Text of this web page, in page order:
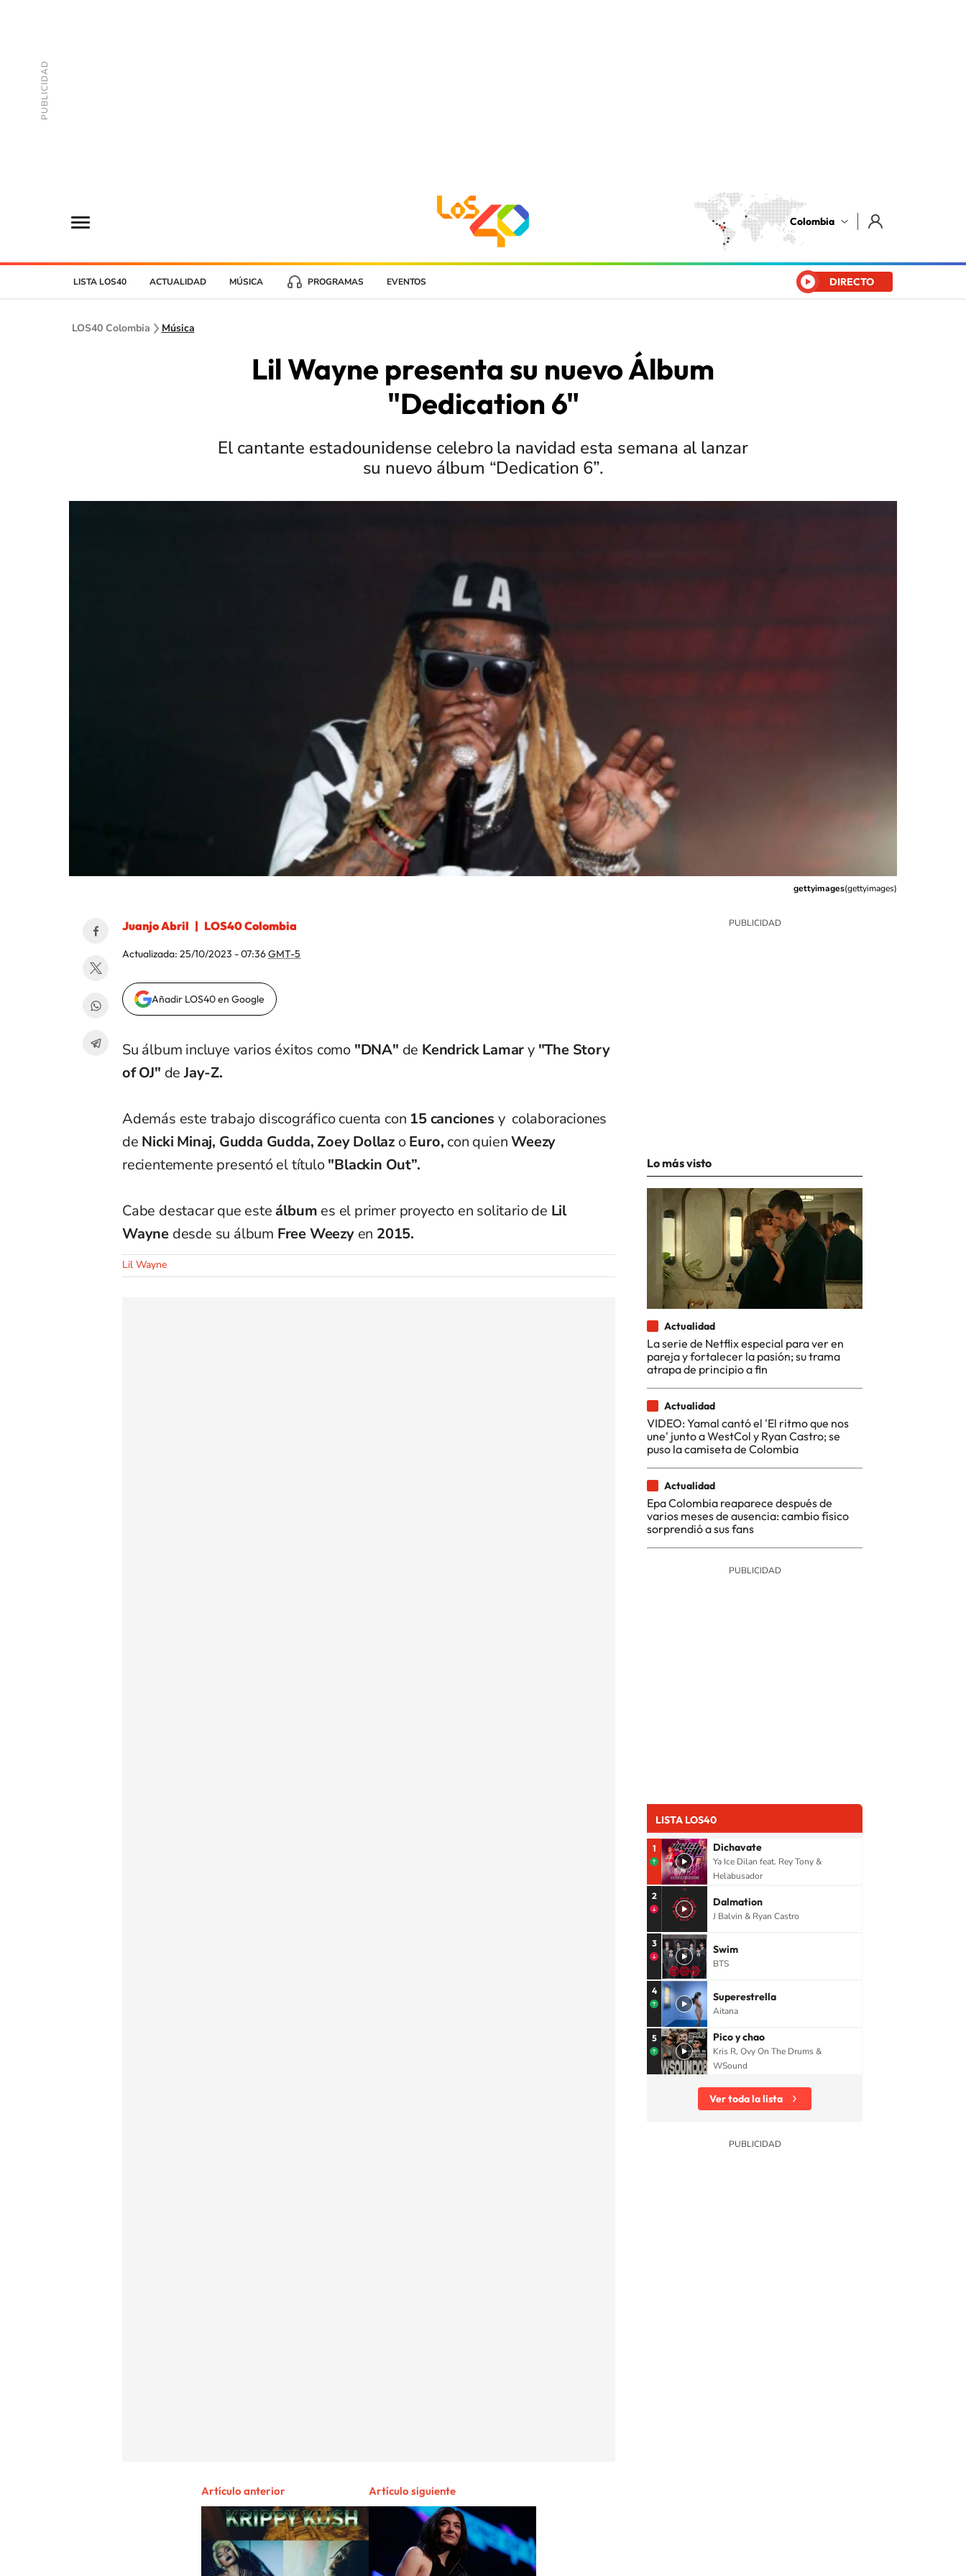
Colombia
LISTA LOS40 ACTUALIDAD MÚSICA PROGRAMAS EVENTOS DIRECTO
LOS40 Colombia Música
Lil Wayne presenta su nuevo Álbum
"Dedication 6"
El cantante estadounidense celebro la navidad esta semana al lanzar
su nuevo álbum “Dedication 6”.
gettyimages(gettyimages)
Juanjo Abril LOS40 Colombia
Actualizada: 25/10/2023 - 07:36GMT-5
Añadir LOS40 en Google
Su álbum incluye varios éxitos como "DNA" de Kendrick Lamary "The Story
of OJ" deJay-Z.
Además este trabajo discográfico cuenta con 15 canciones y colaboraciones
de Nicki Minaj, Gudda Gudda, Zoey Dollaz oEuro, con quienWeezy
recientemente presentó el título"Blackin Out”.
Cabe destacar que este álbum es el primer proyecto en solitario de Lil
Wayne desde su álbum Free Weezyen 2015.
Lil Wayne
Artículo anterior Artículo siguiente
Lo más visto
Actualidad
La serie de Netflix especial para ver en
pareja y fortalecer la pasión; su trama
atrapa de principio a fin
Actualidad
VIDEO: Yamal cantó el 'El ritmo que nos
une' junto a WestCol y Ryan Castro; se
puso la camiseta de Colombia
Actualidad
Epa Colombia reaparece después de
varios meses de ausencia: cambio físico
sorprendió a sus fans
LISTA LOS40
1 Dichavate
Ya Ice Dilan feat. Rey Tony &
Helabusador
2 Dalmation
J Balvin & Ryan Castro
3 Swim
BTS
4 Superestrella
Aitana
5 Pico y chao
Kris R, Ovy On The Drums &
WSound
Ver toda la lista